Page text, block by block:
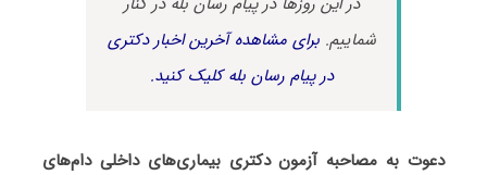
شماییم.برای مشاهده آخرین اخبار دکتری
در پیام رسان بله کلیک کنید.
دعوت به مصاحبه آزمون دکتری بیماری‌های داخلی دام‌های